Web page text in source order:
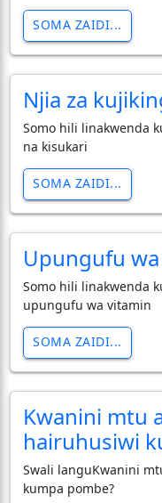
SOMA ZAIDI...
Njia za
Somo hili linakwenda
na kisukari
SOMA ZAIDI...
Upungufu
Somo hili linakwenda
upungufu wa vitamin
SOMA ZAIDI...
Kwanini mtu
hairuhusiwi
Swali languKwanini
kumpa pombe?